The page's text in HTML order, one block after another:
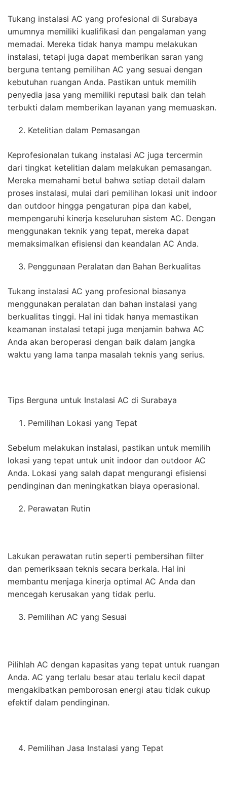
Tukang instalasi AC yang profesional di Surabaya
umumnya memiliki kualifikasi dan pengalaman yang
memadai. Mereka tidak hanya mampu melakukan
instalasi, tetapi juga dapat memberikan saran yang
berguna tentang pemilihan AC yang sesuai dengan
kebutuhan ruangan Anda. Pastikan untuk memilih
penyedia jasa yang memiliki reputasi baik dan telah
terbukti dalam memberikan layanan yang memuaskan.
Ketelitian dalam Pemasangan
Keprofesionalan tukang instalasi AC juga tercermin
dari tingkat ketelitian dalam melakukan pemasangan.
Mereka memahami betul bahwa setiap detail dalam
proses instalasi, mulai dari pemilihan lokasi unit indoor
dan outdoor hingga pengaturan pipa dan kabel,
mempengaruhi kinerja keseluruhan sistem AC. Dengan
menggunakan teknik yang tepat, mereka dapat
memaksimalkan efisiensi dan keandalan AC Anda.
Penggunaan Peralatan dan Bahan Berkualitas
Tukang instalasi AC yang profesional biasanya
menggunakan peralatan dan bahan instalasi yang
berkualitas tinggi. Hal ini tidak hanya memastikan
keamanan instalasi tetapi juga menjamin bahwa AC
Anda akan beroperasi dengan baik dalam jangka
waktu yang lama tanpa masalah teknis yang serius.
Tips Berguna untuk Instalasi AC di Surabaya
Pemilihan Lokasi yang Tepat
Sebelum melakukan instalasi, pastikan untuk memilih
lokasi yang tepat untuk unit indoor dan outdoor AC
Anda. Lokasi yang salah dapat mengurangi efisiensi
pendinginan dan meningkatkan biaya operasional.
Perawatan Rutin
Lakukan perawatan rutin seperti pembersihan filter
dan pemeriksaan teknis secara berkala. Hal ini
membantu menjaga kinerja optimal AC Anda dan
mencegah kerusakan yang tidak perlu.
Pemilihan AC yang Sesuai
Pilihlah AC dengan kapasitas yang tepat untuk ruangan
Anda. AC yang terlalu besar atau terlalu kecil dapat
mengakibatkan pemborosan energi atau tidak cukup
efektif dalam pendinginan.
Pemilihan Jasa Instalasi yang Tepat